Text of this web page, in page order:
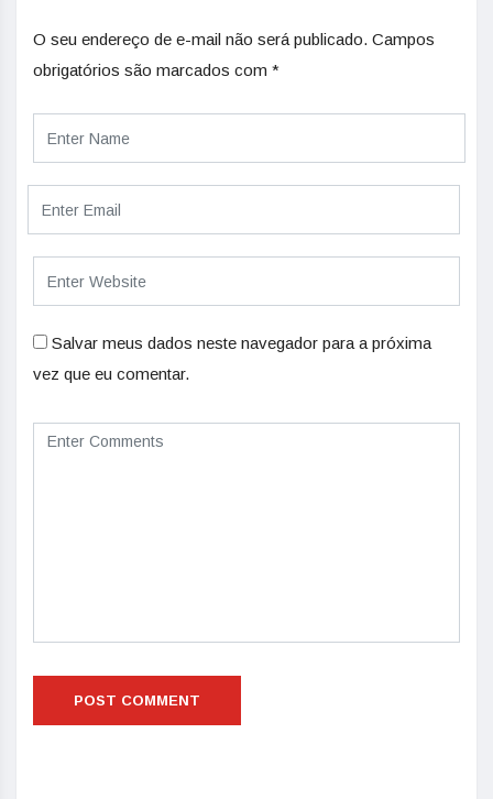
O seu endereço de e-mail não será publicado. Campos
obrigatórios são marcados com *
Salvar meus dados neste navegador para a próxima
vez que eu comentar.